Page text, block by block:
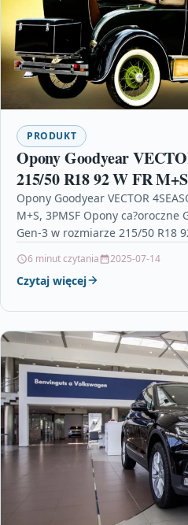
PRODUKT
Opony Goodyear
215/50 R18 92 W FR
Opony Goodyear VECTOR
M+S, 3PMSF Opony ca?oroczne
Gen-3 w rozmiarze 215/50 R18
6 minut czytania 2025-07-14
Czytaj więcej